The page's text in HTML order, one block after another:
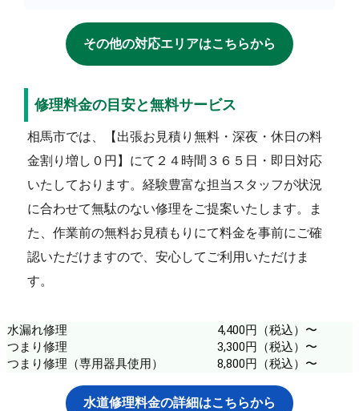
その他の対応エリアはこちらから
修理料金の目安と無料サービス
相馬市では、【出張お見積り無料・深夜・休日の料
金割り増し０円】にて２４時間３６５日・即日対応
いたしております。経験豊富な担当スタッフが状況
に合わせて無駄のない修理をご提案いたします。ま
た、作業前の無料お見積もりにて料金を事前にご確
認いただけますので、安心してご利用いただけま
す。
水漏れ修理
4,400円（税込）〜
つまり修理
3,300円（税込）〜
つまり修理（専用器具使用）
8,800円（税込）〜
水道修理料金の詳細はこちらから